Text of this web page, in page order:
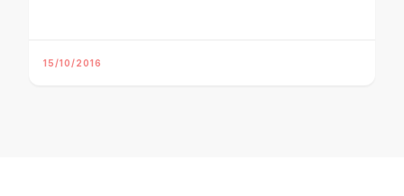
15/10/2016